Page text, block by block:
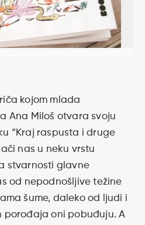
kojom mlada
Ana Miloš otvara svoju
“Kraj raspusta i druge
nas u neku vrstu
stvarnosti glavne
od nepodnošljive težine
šume, daleko od ljudi i
porođaja oni pobuđuju. A